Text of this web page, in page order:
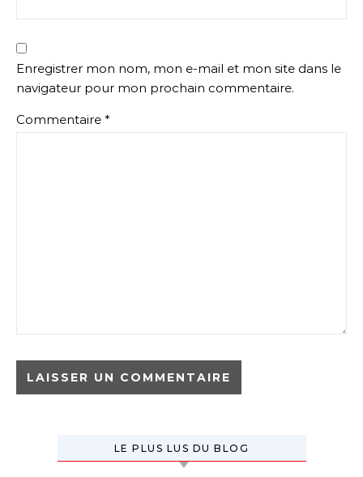
Enregistrer mon nom, mon e-mail et mon site dans le
navigateur pour mon prochain commentaire.
Commentaire *
LE PLUS LUS DU BLOG